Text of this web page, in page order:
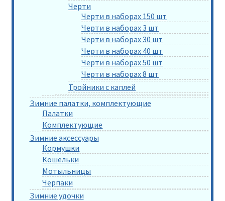
Черти
Черти в наборах 150 шт
Черти в наборах 3 шт
Черти в наборах 30 шт
Черти в наборах 40 шт
Черти в наборах 50 шт
Черти в наборах 8 шт
Тройники с каплей
Зимние палатки, комплектующие
Палатки
Комплектующие
Зимние аксессуары
Кормушки
Кошельки
Мотыльницы
Черпаки
Зимние удочки